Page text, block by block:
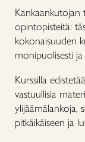
Kankaankutojan
opintopisteitä:
kokonaisuuden
monipuolisesti
Kurssilla
vastuullisia
ylijäämälankoja,
pitkäikäiseen ja